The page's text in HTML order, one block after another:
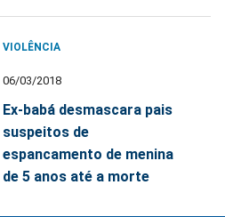
VIOLÊNCIA
06/03/2018
Ex-babá desmascara pais
suspeitos de
espancamento de menina
de 5 anos até a morte